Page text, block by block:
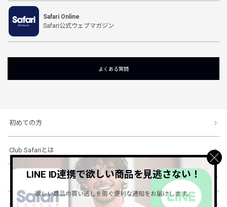
Safari Online
Safari公式ウェブマガジン
よくある質問
初めての方
Club Safariとは
ショッピングガイド
会社概要・規約
LINE ID連携で欲しい商品を見逃さない！
欲しい商品の買い逃しを防ぐ便利な通知をお届けします。